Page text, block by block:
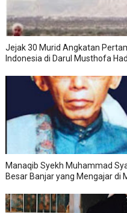
Jejak 30 Murid Angkatan
Indonesia di Darul Musthofa
Manaqib Syekh Muhammad
Besar Banjar yang Mengajar di